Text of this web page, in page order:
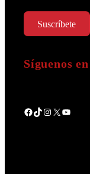
Suscríbete
Síguenos
Facebook
TikTok
Instagram
X YouTube